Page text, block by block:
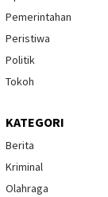
Pemerintahan
Peristiwa
Politik
Tokoh
KATEGORI
Berita
Kriminal
Olahraga